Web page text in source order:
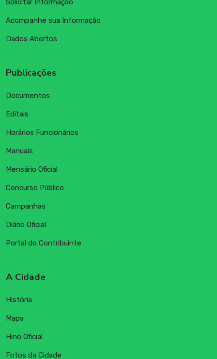
Solicitar Informação
Acompanhe sua Informação
Dados Abertos
Publicações
Documentos
Editais
Horários Funcionários
Manuais
Mensário Oficial
Concurso Público
Campanhas
Diário Oficial
Portal do Contribuinte
A Cidade
História
Mapa
Hino Oficial
Fotos da Cidade